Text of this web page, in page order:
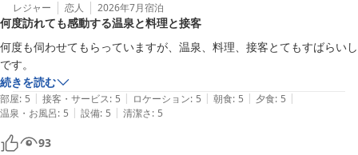
また赤穂へお越しの際は、ぜひ当館にてゆっくりとお寛ぎくださ
い。
またのお越しを心よりお待ちしております。
赤穂温泉 絶景露天風呂の宿 銀波荘
2026-07-30
レジャー 恋人 2026年7月宿泊
何度訪れても感動する温泉と料理と接客
何度も伺わせてもらっていますが、温泉、料理、接客とてもすばらいし
です。
続きを読む
部屋: 5 | 接客・サービス: 5 | ロケーション: 5 | 朝食: 5 | 夕食: 5 |
温泉・お風呂: 5 | 設備: 5 | 清潔さ: 5
93